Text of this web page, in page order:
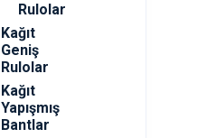
Rulolar
Kağıt
Geniş
Rulolar
Kağıt
Yapışmış
Bantlar